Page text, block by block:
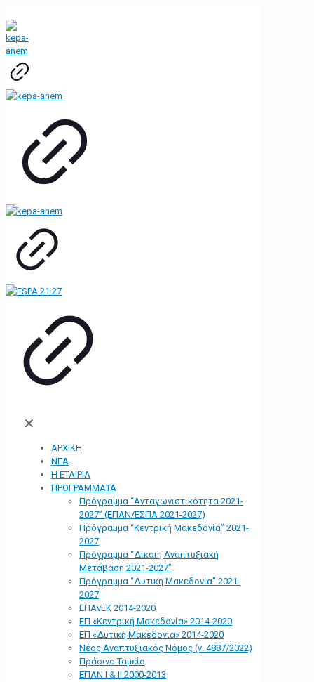
✕
ΑΡΧΙΚΗ
ΝΕΑ
Η ΕΤΑΙΡΙΑ
ΠΡΟΓΡΑΜΜΑΤΑ
Πρόγραμμα “Ανταγωνιστικότητα 2021-
2027” (ΕΠΑΝ/ΕΣΠΑ 2021-2027)
Πρόγραμμα “Κεντρική Μακεδονία” 2021-
2027
Πρόγραμμα “Δίκαιη Αναπτυξιακή
Μετάβαση 2021-2027”
Πρόγραμμα “Δυτική Μακεδονία” 2021-
2027
ΕΠΑνΕΚ 2014-2020
ΕΠ «Kεντρική Μακεδονία» 2014-2020
ΕΠ «Δυτική Μακεδονία» 2014-2020
Νέος Αναπτυξιακός Νόμος (ν. 4887/2022)
Πράσινο Ταμείο
ΕΠΑΝ Ι & ΙΙ 2000-2013